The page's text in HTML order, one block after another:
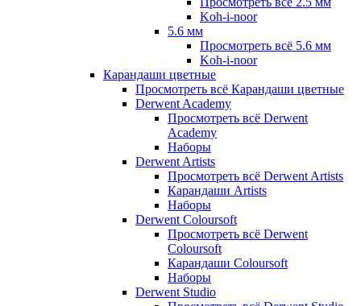
Koh-i-noor
5.6 мм
Просмотреть всё 5.6 мм
Koh-i-noor
Карандаши цветные
Просмотреть всё Карандаши цветные
Derwent Academy
Просмотреть всё Derwent
Academy
Наборы
Derwent Artists
Просмотреть всё Derwent Artists
Карандаши Artists
Наборы
Derwent Coloursoft
Просмотреть всё Derwent
Coloursoft
Карандаши Coloursoft
Наборы
Derwent Studio